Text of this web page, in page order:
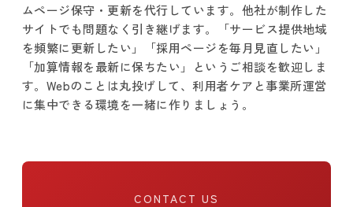
ムページ保守・更新を代行しています。他社が制作した
サイトでも問題なく引き継げます。「サービス提供地域
を頻繁に更新したい」「採用ページを毎月見直したい」
「加算情報を最新に保ちたい」というご相談を歓迎しま
す。Webのことは丸投げして、利用者ケアと事業所運営
に集中できる環境を一緒に作りましょう。
CONTACT US